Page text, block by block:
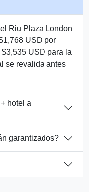
Riu Plaza London
USD por
USD para la
se revalida antes
hotel a
garantizados?